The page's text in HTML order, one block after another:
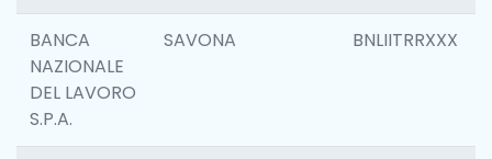
BANCA
NAZIONALE
DEL LAVORO
S.P.A.
SAVONA BNLIITRRXXX